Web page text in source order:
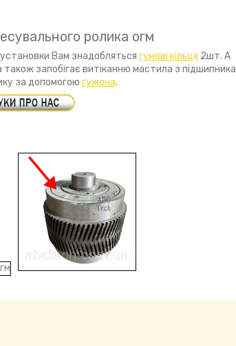
ролика огм
Вам знадобляться гумові кільця 2шт. А
запобігає витіканню мастила з підшипника
за допомогою гужона.